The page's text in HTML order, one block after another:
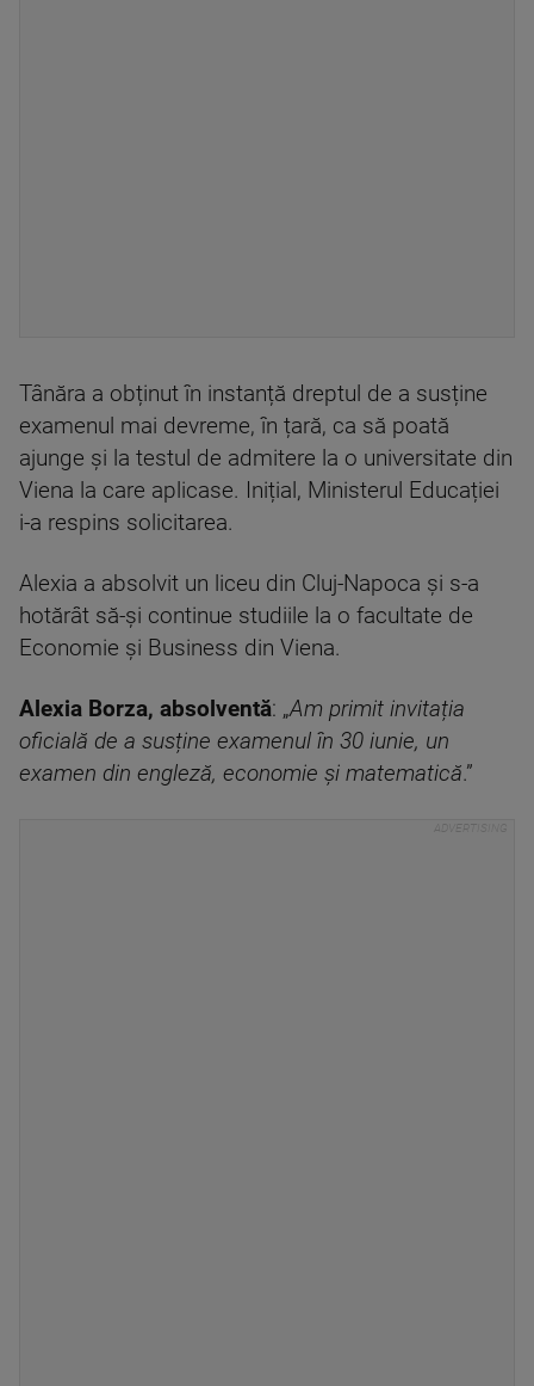
Tânăra a obținut în instanță dreptul de a susține
examenul mai devreme, în țară, ca să poată
ajunge și la testul de admitere la o universitate din
Viena la care aplicase. Inițial, Ministerul Educației
i-a respins solicitarea.
Alexia a absolvit un liceu din Cluj-Napoca și s-a
hotărât să-și continue studiile la o facultate de
Economie și Business din Viena.
Alexia Borza, absolventă: „Am primit invitația
oficială de a susține examenul în 30 iunie, un
examen din engleză, economie și matematică.”